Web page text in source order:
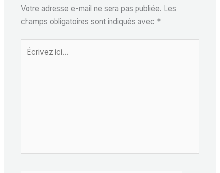
Votre adresse e-mail ne sera pas publiée. Les
champs obligatoires sont indiqués avec *
Écrivez
ici…